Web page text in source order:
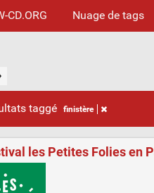
CD.ORG Nuage de tags
taggé finistère
les Petites Folies en